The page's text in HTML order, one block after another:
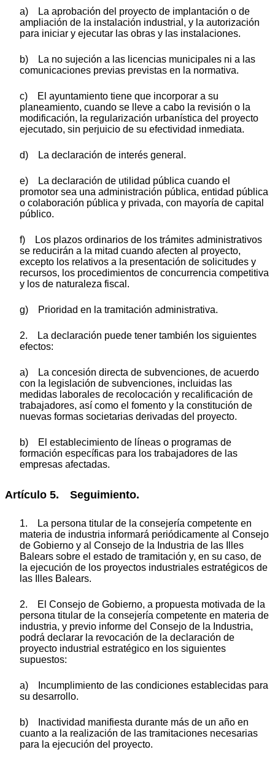
a) La aprobación del proyecto de implantación o de
ampliación de la instalación industrial, y la autorización
para iniciar y ejecutar las obras y las instalaciones.
b) La no sujeción a las licencias municipales ni a las
comunicaciones previas previstas en la normativa.
c) El ayuntamiento tiene que incorporar a su
planeamiento, cuando se lleve a cabo la revisión o la
modificación, la regularización urbanística del proyecto
ejecutado, sin perjuicio de su efectividad inmediata.
d) La declaración de interés general.
e) La declaración de utilidad pública cuando el
promotor sea una administración pública, entidad pública
o colaboración pública y privada, con mayoría de capital
público.
f) Los plazos ordinarios de los trámites administrativos
se reducirán a la mitad cuando afecten al proyecto,
excepto los relativos a la presentación de solicitudes y
recursos, los procedimientos de concurrencia competitiva
y los de naturaleza fiscal.
g) Prioridad en la tramitación administrativa.
2. La declaración puede tener también los siguientes
efectos:
a) La concesión directa de subvenciones, de acuerdo
con la legislación de subvenciones, incluidas las
medidas laborales de recolocación y recalificación de
trabajadores, así como el fomento y la constitución de
nuevas formas societarias derivadas del proyecto.
b) El establecimiento de líneas o programas de
formación específicas para los trabajadores de las
empresas afectadas.
Artículo 5. Seguimiento.
1. La persona titular de la consejería competente en
materia de industria informará periódicamente al Consejo
de Gobierno y al Consejo de la Industria de las Illes
Balears sobre el estado de tramitación y, en su caso, de
la ejecución de los proyectos industriales estratégicos de
las Illes Balears.
2. El Consejo de Gobierno, a propuesta motivada de la
persona titular de la consejería competente en materia de
industria, y previo informe del Consejo de la Industria,
podrá declarar la revocación de la declaración de
proyecto industrial estratégico en los siguientes
supuestos:
a) Incumplimiento de las condiciones establecidas para
su desarrollo.
b) Inactividad manifiesta durante más de un año en
cuanto a la realización de las tramitaciones necesarias
para la ejecución del proyecto.